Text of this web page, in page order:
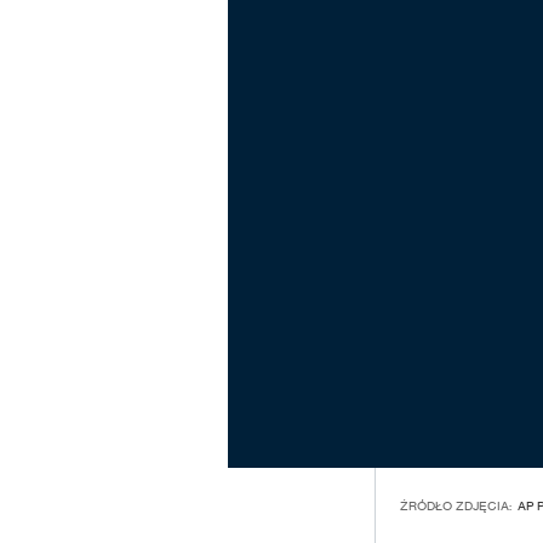
ŹRÓDŁO ZDJĘCIA: AP